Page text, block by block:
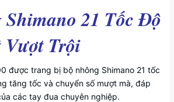
21 Tốc Độ
Vượt Trội
được trang bị bộ nhông Shimano 21 tốc
tăng tốc và chuyển số mượt mà, đáp
các tay đua chuyên nghiệp.